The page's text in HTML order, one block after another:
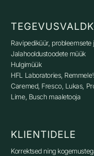
Ravipediküür, probleemsete
Jalahooldustoodete müük
Hulgimüük
HFL Laboratories,
Caremed, Fresco, Lukas,
Lime, Busch maaletooja
KLIENTIDELE
Korrektsed ning